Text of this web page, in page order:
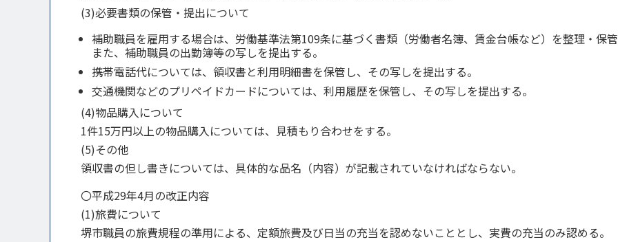
(3)必要書類の保管・提出について
補助職員を雇用する場合は、労働基準法第109条に基づく書類（労働者名簿、賃金台帳など）を整理・保
また、補助職員の出勤簿等の写しを提出する。
携帯電話代については、領収書と利用明細書を保管し、その写しを提出する。
交通機関などのプリペイドカードについては、利用履歴を保管し、その写しを提出する。
(4)物品購入について
1件15万円以上の物品購入については、見積もり合わせをする。
(5)その他
領収書の但し書きについては、具体的な品名（内容）が記載されていなければならない。
〇平成29年4月の改正内容
(1)旅費について
堺市職員の旅費規程の準用による、定額旅費及び日当の充当を認めないこととし、実費の充当のみ認める。